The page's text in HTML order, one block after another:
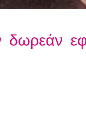
δωρεάν